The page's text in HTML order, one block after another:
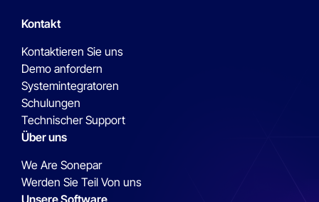
Kontakt
Kontaktieren Sie uns
Demo anfordern
Systemintegratoren
Schulungen
Technischer Support
Über uns
We Are Sonepar
Werden Sie Teil Von uns
Unsere Software